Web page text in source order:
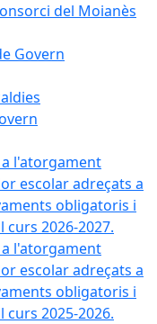
del Moianès
Govern
l'atorgament
escolar adreçats a
obligatoris i
2026-2027.
l'atorgament
escolar adreçats a
obligatoris i
2025-2026.